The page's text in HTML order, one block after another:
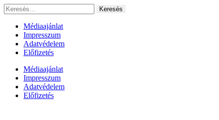
Ugrás
a
tartalomhoz
Keresés:
Médiaajánlat
Impresszum
Adatvédelem
Előfizetés
Médiaajánlat
Impresszum
Adatvédelem
Előfizetés